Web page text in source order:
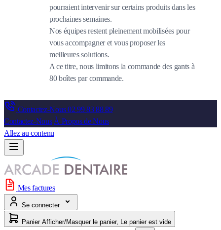
pourraient intervenir sur certains produits dans les
prochaines semaines.
Nos équipes restent pleinement mobilisées pour
vous accompagner et vous proposer les
meilleures solutions.
A ce titre, nous limitons la commande des gants à
80 boîtes par commande.
Contactez-Nous02 99 83 88 89
Contactez-Nous À Propos de Nous
Allez au contenu
Mes factures
Se connecter
Panier Afficher/Masquer le panier, Le panier est vide